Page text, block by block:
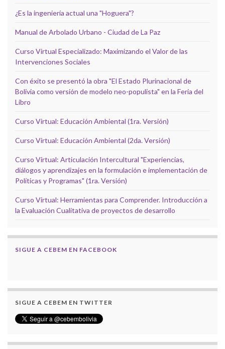
¿Es la ingeniería actual una "Hoguera"?
Manual de Arbolado Urbano - Ciudad de La Paz
Curso Virtual Especializado: Maximizando el Valor de las
Intervenciones Sociales
Con éxito se presentó la obra "El Estado Plurinacional de
Bolivia como versión de modelo neo-populista" en la Feria del
Libro
Curso Virtual: Educación Ambiental (1ra. Versión)
Curso Virtual: Educación Ambiental (2da. Versión)
Curso Virtual: Articulación Intercultural "Experiencias,
diálogos y aprendizajes en la formulación e implementación de
Políticas y Programas" (1ra. Versión)
Curso Virtual: Herramientas para Comprender. Introducción a
la Evaluación Cualitativa de proyectos de desarrollo
SIGUE A CEBEM EN FACEBOOK
SIGUE A CEBEM EN TWITTER